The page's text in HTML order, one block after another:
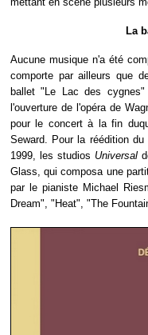
La
Aucune musique n'a été
comporte par ailleurs que
ballet "Le Lac des
l'ouverture de l'opéra de
pour le concert à la fin
Seward. Pour la réédition
1999, les studios Universal
Glass, qui composa une
par le pianiste Michael
Dream", "Heat", "The